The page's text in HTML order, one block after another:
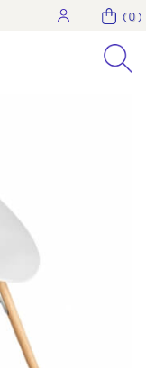
( 0 )